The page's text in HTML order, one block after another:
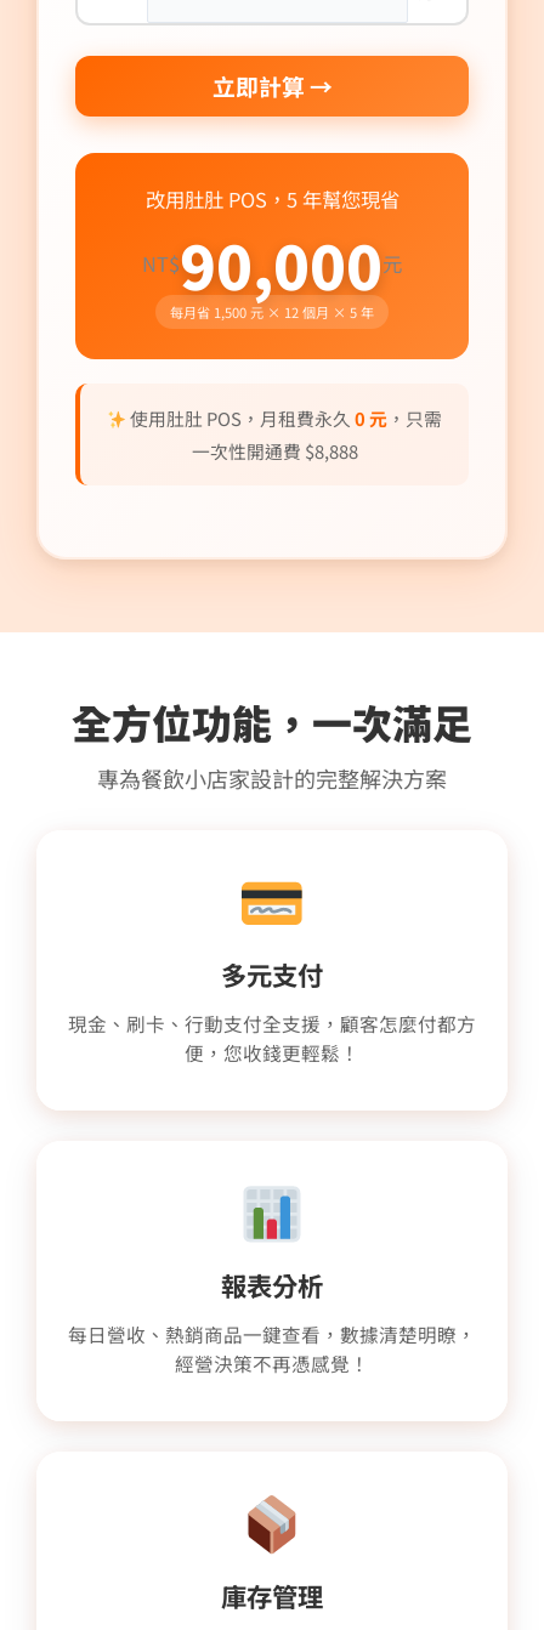
立即計算 →
改用肚肚 POS，5 年幫您現省
NT$90,000元
每月省 1,500元 × 12 個月 × 5 年
使用肚肚 POS，月租費永久0 元 ，只需
一次性開通費 $8,888
全方位功能，一次滿足
專為餐飲小店家設計的完整解決方案
多元支付
現金、刷卡、行動支付全支援，顧客怎麼付都方
便，您收錢更輕鬆！
報表分析
每日營收、熱銷商品一鍵查看，數據清楚明瞭，
經營決策不再憑感覺！
庫存管理